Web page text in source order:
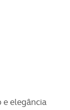
elegância